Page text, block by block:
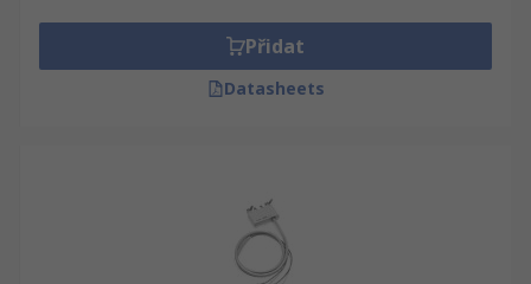
Přidat
Datasheets